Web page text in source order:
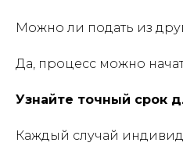
Можно ли подать из
Да, процесс можно
Узнайте точный срок
Каждый случай